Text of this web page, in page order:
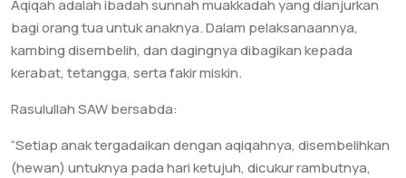
Aqiqah adalah ibadah sunnah muakkadah yang dianjurkan
bagi orang tua untuk anaknya. Dalam pelaksanaannya,
kambing disembelih, dan dagingnya dibagikan kepada
kerabat, tetangga, serta fakir miskin.
Rasulullah SAW bersabda:
“Setiap anak tergadaikan dengan aqiqahnya, disembelihkan
(hewan) untuknya pada hari ketujuh, dicukur rambutnya,